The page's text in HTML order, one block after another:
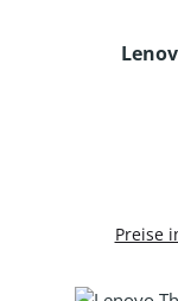
Preise